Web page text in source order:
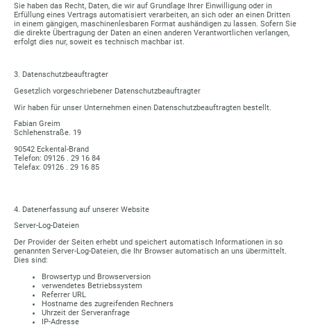
Sie haben das Recht, Daten, die wir auf Grundlage Ihrer Einwilligung oder in
Erfüllung eines Vertrags automatisiert verarbeiten, an sich oder an einen Dritten
in einem gängigen, maschinenlesbaren Format aushändigen zu lassen. Sofern Sie
die direkte Übertragung der Daten an einen anderen Verantwortlichen verlangen,
erfolgt dies nur, soweit es technisch machbar ist.
3. Datenschutzbeauftragter
Gesetzlich vorgeschriebener Datenschutzbeauftragter
Wir haben für unser Unternehmen einen Datenschutzbeauftragten bestellt.
Fabian Greim
Schlehenstraße. 19
90542 Eckental-Brand
Telefon: 09126 . 29 16 84
Telefax: 09126 . 29 16 85
4. Datenerfassung auf unserer Website
Server-Log-Dateien
Der Provider der Seiten erhebt und speichert automatisch Informationen in so
genannten Server-Log-Dateien, die Ihr Browser automatisch an uns übermittelt.
Dies sind:
Browsertyp und Browserversion
verwendetes Betriebssystem
Referrer URL
Hostname des zugreifenden Rechners
Uhrzeit der Serveranfrage
IP-Adresse